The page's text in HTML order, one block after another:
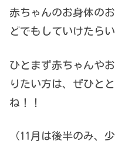
赤ちゃんのお身体の
どでもしていけたら
ひとまず赤ちゃんや
りたい方は、ぜひと
ね！！
（11月は後半のみ、